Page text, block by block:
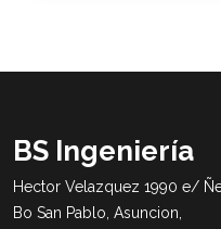
BS Ingeniería
Hector Velazquez 1990 e/
Bo San Pablo, Asuncion,